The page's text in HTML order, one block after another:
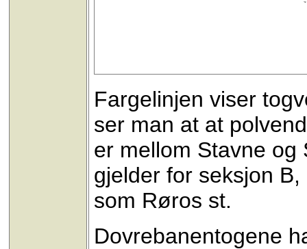
Fargelinjen viser
ser man at at
er mellom Stavne og
gjelder for seksjon
som Røros st.
Dovrebanentogene